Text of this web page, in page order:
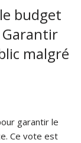
budget
Garantir
malgré
garantir le
Ce vote est